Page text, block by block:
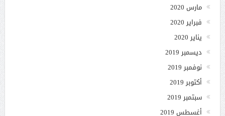
مارس 2020
فبراير 2020
يناير 2020
ديسمبر 2019
نوفمبر 2019
أكتوبر 2019
سبتمبر 2019
أغسطس 2019